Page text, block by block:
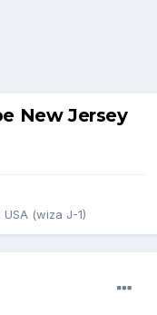
New Jersey
(wiza J-1)